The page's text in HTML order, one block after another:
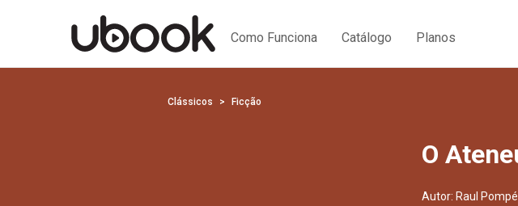
Como Funciona Catálogo Planos
Clássicos Ficção
O
Autor: Raul